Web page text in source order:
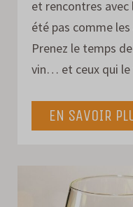
et rencontres
été pas comme
Prenez le temps
vin… et ceux qui le
EN SAVOIR